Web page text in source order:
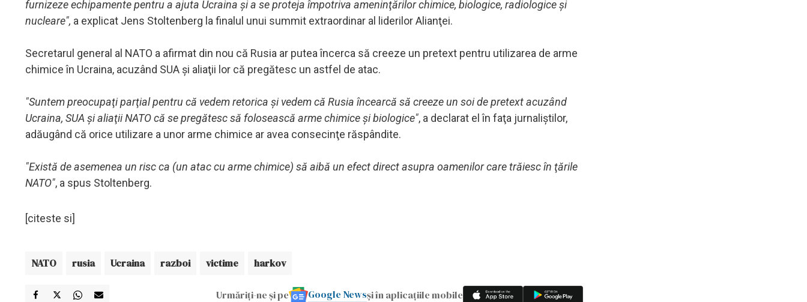
furnizeze echipamente pentru a ajuta Ucraina şi a se proteja împotriva ameninţărilor chimice, biologice, radiologice şi
nucleare", a explicat Jens Stoltenberg la finalul unui summit extraordinar al liderilor Alianţei.
Secretarul general al NATO a afirmat din nou că Rusia ar putea încerca să creeze un pretext pentru utilizarea de arme
chimice în Ucraina, acuzând SUA şi aliaţii lor că pregătesc un astfel de atac.
"Suntem preocupaţi parţial pentru că vedem retorica şi vedem că Rusia încearcă să creeze un soi de pretext acuzând
Ucraina, SUA şi aliaţii NATO că se pregătesc să folosească arme chimice şi biologice", a declarat el în faţa jurnaliştilor,
adăugând că orice utilizare a unor arme chimice ar avea consecinţe răspândite.
"Există de asemenea un risc ca (un atac cu arme chimice) să aibă un efect direct asupra oamenilor care trăiesc în ţările
NATO", a spus Stoltenberg.
[citeste si]
NATO rusia Ucraina razboi victime harkov
Urmăriți-ne și pe Google Newsși în aplicațiile mobile